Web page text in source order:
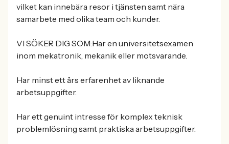
vilket kan innebära resor i tjänsten samt nära
samarbete med olika team och kunder.
VI SÖKER DIG SOM:Har en universitetsexamen
inom mekatronik, mekanik eller motsvarande.
Har minst ett års erfarenhet av liknande
arbetsuppgifter.
Har ett genuint intresse för komplex teknisk
problemlösning samt praktiska arbetsuppgifter.